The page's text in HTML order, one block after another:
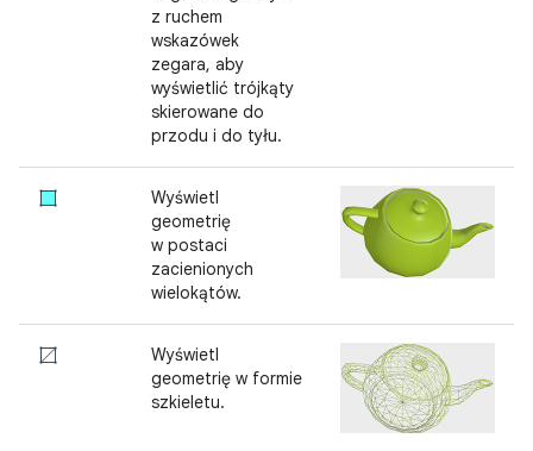
z ruchem
wskazówek
zegara, aby
wyświetlić trójkąty
skierowane do
przodu i do tyłu.
Wyświetl
geometrię
w postaci
zacienionych
wielokątów.
Wyświetl
geometrię w formie
szkieletu.